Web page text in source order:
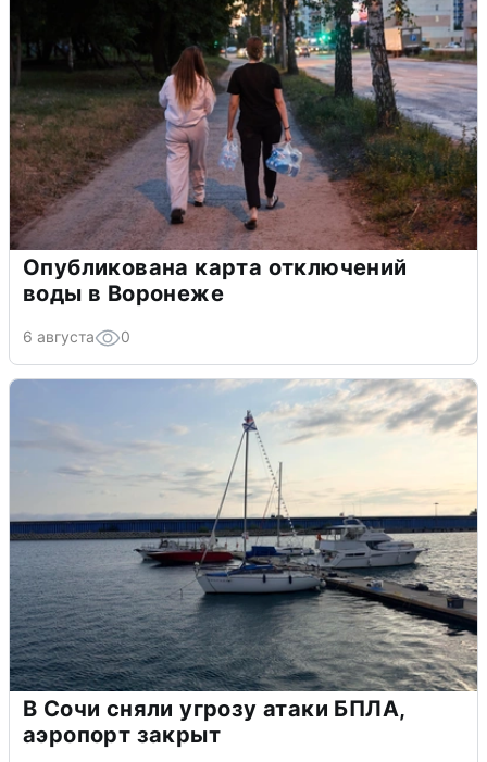
Опубликована карта отключений
воды в Воронеже
6 августа 0
В Сочи сняли угрозу атаки БПЛА,
аэропорт закрыт